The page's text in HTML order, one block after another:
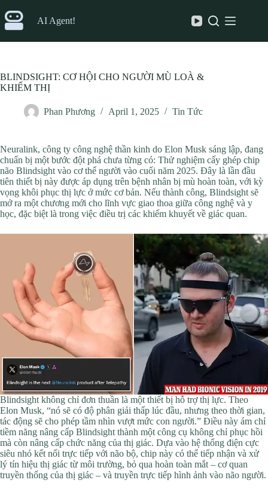
to
content
AI Agent!
BLINDSIGHT: CƠ HỘI CHO NGƯỜI MÙ LOÀ &
KHIẾM THỊ
Phan Phương April 1, 2025 Tin Tức
Neuralink, công ty công nghệ thần kinh do Elon Musk sáng lập, đang
chuẩn bị một bước đột phá chưa từng có: Thử nghiệm cấy ghép chip
não Blindsight vào cơ thể người vào cuối năm 2025. Đây là lần đầu
tiên thiết bị này được áp dụng trên bệnh nhân bị mù hoàn toàn, với kỳ
vọng khôi phục thị lực ở mức cơ bản. Nếu thành công, Blindsight sẽ
mở ra một chương mới cho lĩnh vực giao thoa giữa công nghệ và y
học, đặc biệt là trong việc điều trị các khiếm khuyết về giác quan.
Blindsight không chỉ đơn thuần là một thiết bị hỗ trợ thị lực. Theo
Elon Musk, “nó sẽ có độ phân giải thấp lúc đầu, nhưng theo thời gian,
tác động sẽ cho phép tầm nhìn vượt mức con người.” Điều này ám chỉ
tiềm năng nâng cấp Blindsight thành một công cụ không chỉ phục hồi
mà còn nâng cấp chức năng của thị giác. Dựa vào hệ thống điện cực
siêu nhỏ kết nối trực tiếp với não bộ, chip này có thể tiếp nhận và xử
lý tín hiệu thị giác từ môi trường, bỏ qua hoàn toàn mắt – cơ quan
truyền thống của thị giác – và truyền trực tiếp hình ảnh vào não người.